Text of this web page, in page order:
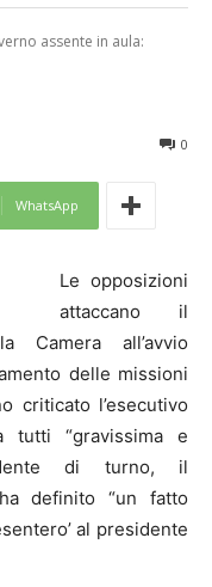
assente in aula:
0
WhatsApp
Le opposizioni
attaccano il
Camera all’avvio
delle missioni
criticato l’esecutivo
tutti “gravissima e
di turno, il
definito “un fatto
al presidente